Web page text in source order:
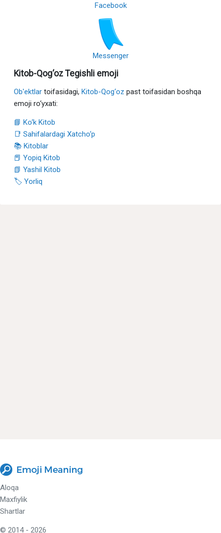
Facebook
Messenger
Kitob-Qog‘oz Tegishli emoji
Ob'ektlar toifasidagi, Kitob-Qog‘oz past toifasidan boshqa
emoji ro‘yxati:
📘 Ko‘k Kitob
📑 Sahifalardagi Xatcho‘p
📚 Kitoblar
📕 Yopiq Kitob
📗 Yashil Kitob
🏷 Yorliq
Aloqa
Maxfiylik
Shartlar
© 2014 - 2026